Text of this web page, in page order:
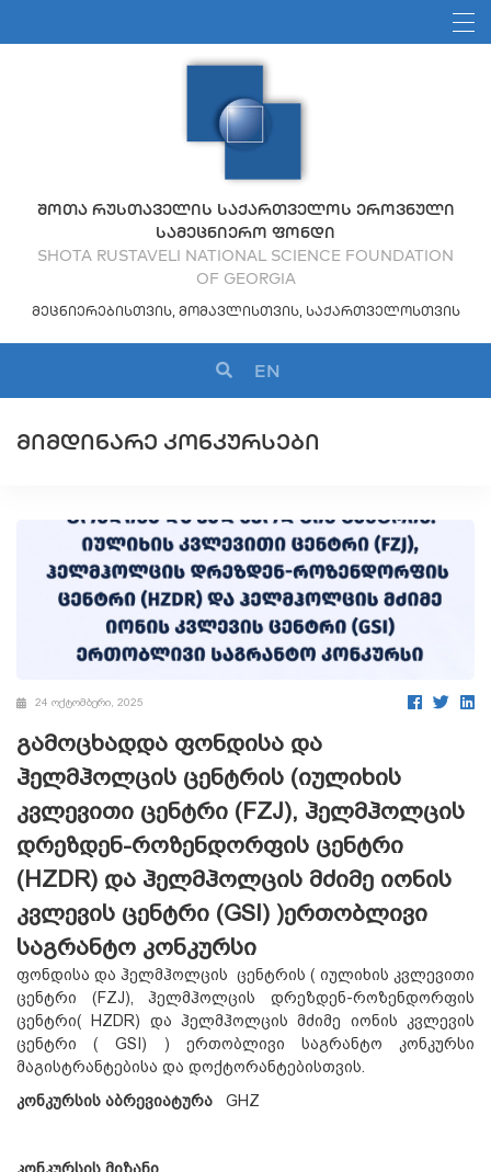
ᲨᲝᲗᲐ ᲠᲣᲡᲗᲐᲕᲔᲚᲘᲡ ᲡᲐᲥᲐᲠᲗᲕᲔᲚᲝᲡ ᲔᲠᲝᲕᲜᲣᲚᲘ
ᲡᲐᲛᲔᲪᲜᲘᲔᲠᲝ ᲤᲝᲜᲓᲘ
SHOTA RUSTAVELI NATIONAL SCIENCE FOUNDATION
OF GEORGIA
ᲛᲔᲪᲜᲘᲔᲠᲔᲑᲘᲡᲗᲕᲘᲡ, ᲛᲝᲛᲐᲕᲚᲘᲡᲗᲕᲘᲡ, ᲡᲐᲥᲐᲠᲗᲕᲔᲚᲝᲡᲗᲕᲘᲡ
EN
ᲛᲘᲛᲓᲘᲜᲐᲠᲔ ᲙᲝᲜᲙᲣᲠᲡᲔᲑᲘ
24 ოქტომბერი, 2025
გამოცხადდა ფონდისა და
ჰელმჰოლცის ცენტრის (იულიხის
კვლევითი ცენტრი (FZJ), ჰელმჰოლცის
დრეზდენ-როზენდორფის ცენტრი
(HZDR) და ჰელმჰოლცის მძიმე იონის
კვლევის ცენტრი (GSI) )ერთობლივი
საგრანტო კონკურსი
ფონდისა და ჰელმჰოლცის ცენტრის ( იულიხის კვლევითი
ცენტრი (FZJ), ჰელმჰოლცის დრეზდენ-როზენდორფის
ცენტრი( HZDR) და ჰელმჰოლცის მძიმე იონის კვლევის
ცენტრი ( GSI) ) ერთობლივი საგრანტო კონკურსი
მაგისტრანტებისა და დოქტორანტებისთვის.
კონკურსის აბრევიატურა GHZ